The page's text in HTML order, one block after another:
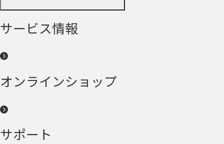
サービス情報
オンラインショップ
サポート